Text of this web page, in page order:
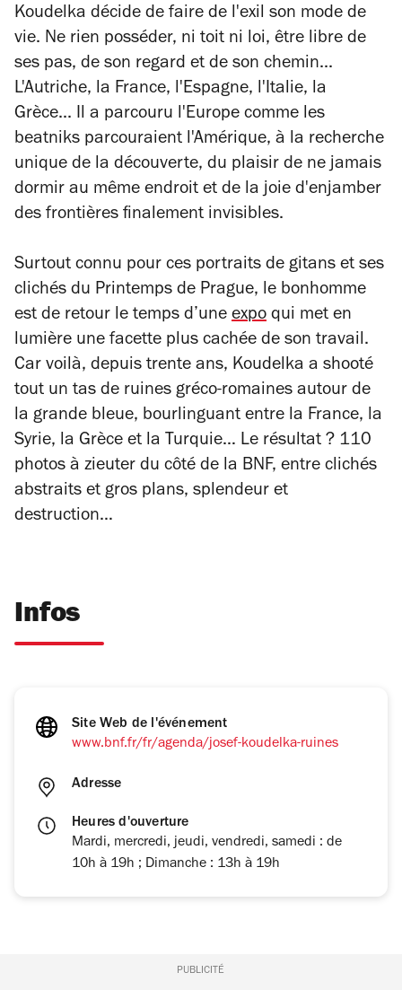
Koudelka décide de faire de l'exil son mode de
vie. Ne rien posséder, ni toit ni loi, être libre de
ses pas, de son regard et de son chemin...
L'Autriche, la France, l'Espagne, l'Italie, la
Grèce... Il a parcouru l'Europe comme les
beatniks parcouraient l'Amérique, à la recherche
unique de la découverte, du plaisir de ne jamais
dormir au même endroit et de la joie d'enjamber
des frontières finalement invisibles.
Surtout connu pour ces portraits de gitans et ses
clichés du Printemps de Prague, le bonhomme
est de retour le temps d’une expo qui met en
lumière une facette plus cachée de son travail.
Car voilà, depuis trente ans, Koudelka a shooté
tout un tas de ruines gréco-romaines autour de
la grande bleue, bourlinguant entre la France, la
Syrie, la Grèce et la Turquie… Le résultat ? 110
photos à zieuter du côté de la BNF, entre clichés
abstraits et gros plans, splendeur et
destruction…
Infos
Site Web de l'événement
www.bnf.fr/fr/agenda/josef-koudelka-ruines
Adresse
Heures d'ouverture
Mardi, mercredi, jeudi, vendredi, samedi : de
10h à 19h ; Dimanche : 13h à 19h
PUBLICITÉ